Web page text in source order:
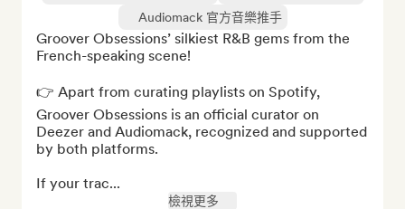
Audiomack 官方音樂推手
Groover Obsessions’ silkiest R&B gems from the
French-speaking scene!
👉 Apart from curating playlists on Spotify,
Groover Obsessions is an official curator on
Deezer and Audiomack, recognized and supported
by both platforms.
If your trac...
檢視更多